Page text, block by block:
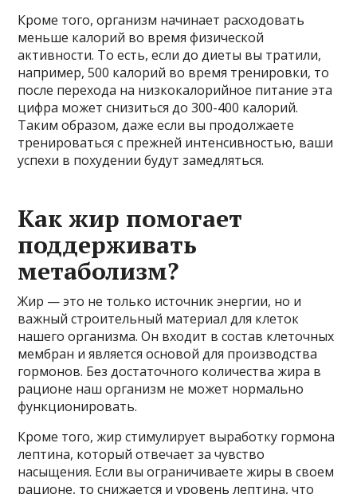
Кроме того, организм начинает расходовать
меньше калорий во время физической
активности. То есть, если до диеты вы тратили,
например, 500 калорий во время тренировки, то
после перехода на низкокалорийное питание эта
цифра может снизиться до 300-400 калорий.
Таким образом, даже если вы продолжаете
тренироваться с прежней интенсивностью, ваши
успехи в похудении будут замедляться.
Как жир помогает
поддерживать
метаболизм?
Жир — это не только источник энергии, но и
важный строительный материал для клеток
нашего организма. Он входит в состав клеточных
мембран и является основой для производства
гормонов. Без достаточного количества жира в
рационе наш организм не может нормально
функционировать.
Кроме того, жир стимулирует выработку гормона
лептина, который отвечает за чувство
насыщения. Если вы ограничиваете жиры в своем
рационе, то снижается и уровень лептина, что